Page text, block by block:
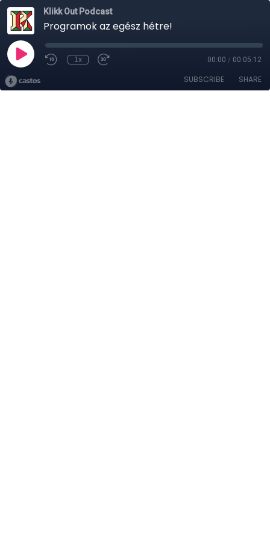
Klikk Out Podcast
Programok az egész hétre!
1x 00:00 / 00:05:12
SUBSCRIBE SHARE